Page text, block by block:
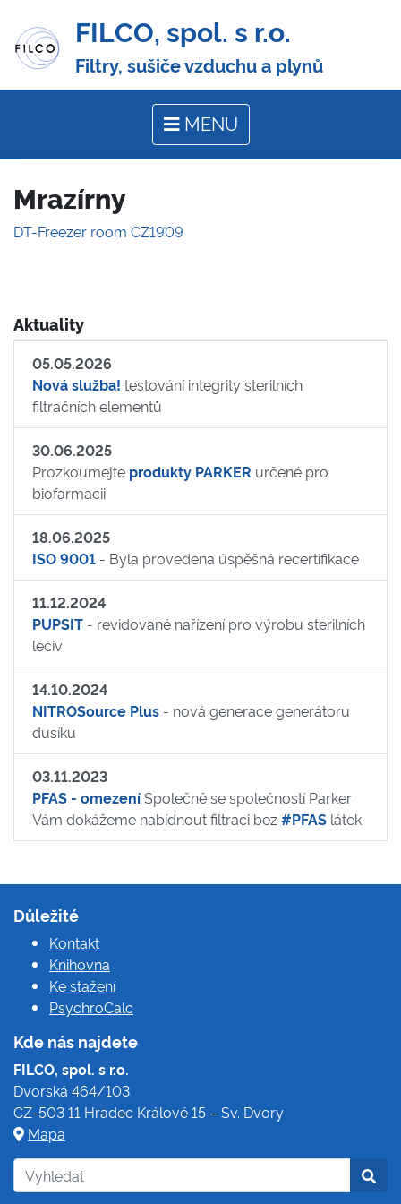
FILCO, spol. s r.o.
Filtry, sušiče vzduchu a plynů
MENU
Mrazírny
DT-Freezer room CZ1909
Aktuality
05.05.2026
Nová služba! testování integrity sterilních
filtračních elementů
30.06.2025
Prozkoumejte produkty PARKER určené pro
biofarmacii
18.06.2025
ISO 9001 - Byla provedena úspěšná recertifikace
11.12.2024
PUPSIT - revidované nařízení pro výrobu sterilních
léčiv
14.10.2024
NITROSource Plus - nová generace generátoru
dusíku
03.11.2023
PFAS - omezeníSpolečně se společností Parker
Vám dokážeme nabídnout filtraci bez#PFAS látek
Důležité
Kontakt
Knihovna
Ke stažení
PsychroCalc
Kde nás najdete
FILCO, spol. s r.o.
Dvorská 464/103
CZ-503 11 Hradec Králové 15 – Sv. Dvory
Mapa